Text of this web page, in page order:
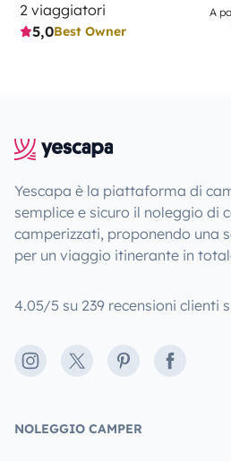
2 viaggiatori
5,0Best Owner
A
Yescapa è la piattaforma di
semplice e sicuro il noleggio di
camperizzati, proponendo una
per un viaggio itinerante in
4.05/5 su 239 recensioni clienti
Instagram
X PinterestFacebook
NOLEGGIO CAMPER